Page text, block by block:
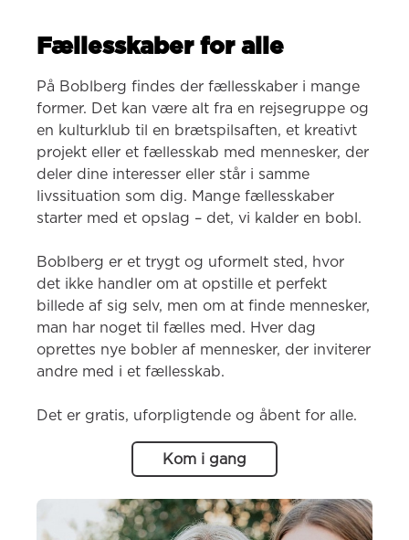
Fællesskaber for alle
På Boblberg findes der fællesskaber i mange
former. Det kan være alt fra en rejsegruppe og
en kulturklub til en brætspilsaften, et kreativt
projekt eller et fællesskab med mennesker, der
deler dine interesser eller står i samme
livssituation som dig. Mange fællesskaber
starter med et opslag – det, vi kalder en bobl.
Boblberg er et trygt og uformelt sted, hvor
det ikke handler om at opstille et perfekt
billede af sig selv, men om at finde mennesker,
man har noget til fælles med. Hver dag
oprettes nye bobler af mennesker, der inviterer
andre med i et fællesskab.
Det er gratis, uforpligtende og åbent for alle.
Kom i gang